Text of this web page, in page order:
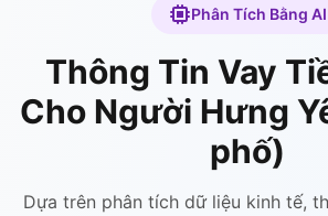
Phân Tích Bằng AI
Thông Tin Vay
Cho Người Hưng
phố)
Dựa trên phân tích dữ liệu kinh tế,